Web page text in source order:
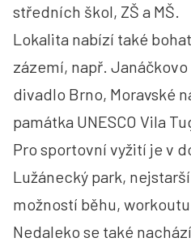
středních škol, ZŠ a MŠ.
Lokalita nabízí také
zázemí, např.
divadlo Brno, Moravské
památka UNESCO Vila
Pro sportovní vyžití je v
Lužánecký park,
možností běhu,
Nedaleko se také